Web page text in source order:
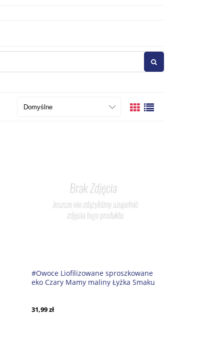
#Owoce Liofilizowane sproszkowane
eko Czary Mamy maliny Łyżka Smaku
31,99 zł